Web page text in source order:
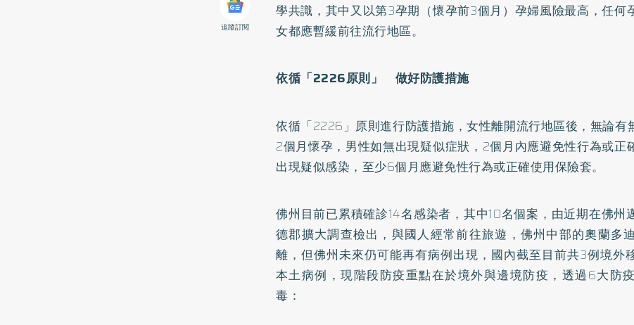
追蹤訂閱
學共識，其中又以第3孕期（懷孕前3個月）孕婦風險最高，任何
女都應暫緩前往流行地區。
依循「2226原則」 做好防護措施
依循「2226」原則進行防護措施，女性離開流行地區後，無論有
2個月懷孕，男性如無出現疑似症狀，2個月內應避免性行為或正
出現疑似感染，至少6個月應避免性行為或正確使用保險套。
佛州目前已累積確診14名感染者，其中10名個案，由近期在佛州
德郡擴大調查檢出，與國人經常前往旅遊，佛州中部的奧蘭多
離，但佛州未來仍可能再有病例出現，國內截至目前共3例境外
本土病例，現階段防疫重點在於境外與邊境防疫，透過6大防
毒：